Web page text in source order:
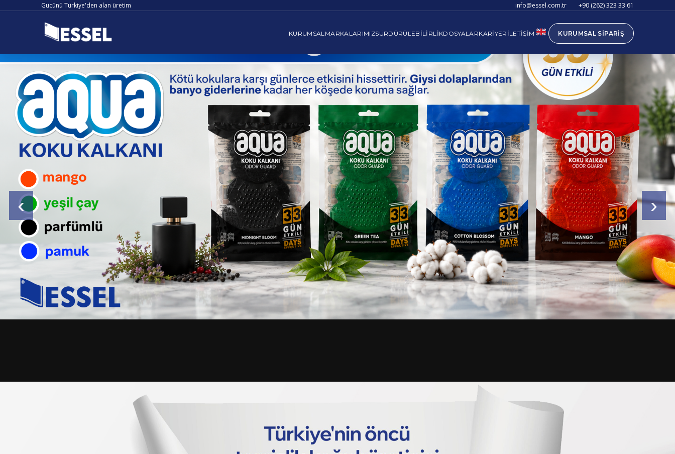
Gücünü Türkiye'den alan üretim info@essel.com.tr +90 (262) 323 33 61
KURUMSALMARKALARIMIZSÜRDÜRÜLEBILIRLIKDOSYALARKARIYER İLETIŞIM KURUMSAL SIPARIŞ
‹ ›